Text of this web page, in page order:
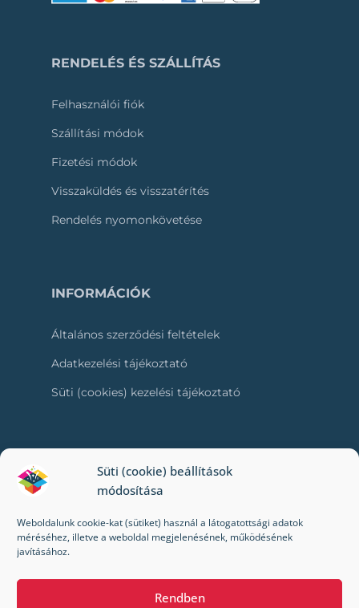
Süti (cookie) beállítások
módosítása
Weboldalunk cookie-kat (sütiket) használ a látogatottsági adatok
méréséhez, illetve a weboldal megjelenésének, működésének
javításához.
Rendben
RENDELÉS ÉS SZÁLLÍTÁS
Felhasználói fiók
Szállítási módok
Fizetési módok
Visszaküldés és visszatérítés
Rendelés nyomonkövetése
INFORMÁCIÓK
Általános szerződési feltételek
Adatkezelési tájékoztató
Süti (cookies) kezelési tájékoztató
RÓLUNK
Kik vagyunk mi?